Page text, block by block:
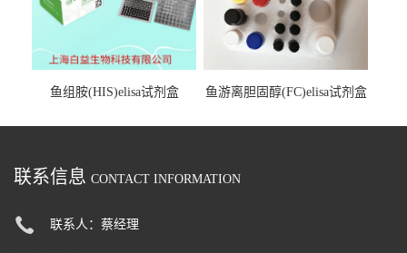
鱼组胺(HIS)elisa试剂盒 鱼游离胆固醇(FC)elisa试剂盒
联系信息 CONTACT INFORMATION
联系人：蔡经理